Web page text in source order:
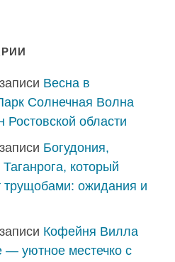
Весна в
Солнечная Волна
Ростовской области
Богудония,
который
трущобами: ожидания и
Кофейня Вилла
— уютное местечко с